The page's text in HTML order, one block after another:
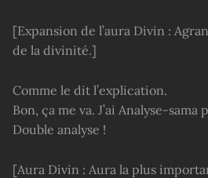
[Expansion de l’aura Divin :
de la divinité.]
Comme le dit l’explication.
Bon, ça me va. J’ai Analyse-sama
Double analyse !
[Aura Divin : Aura la plus